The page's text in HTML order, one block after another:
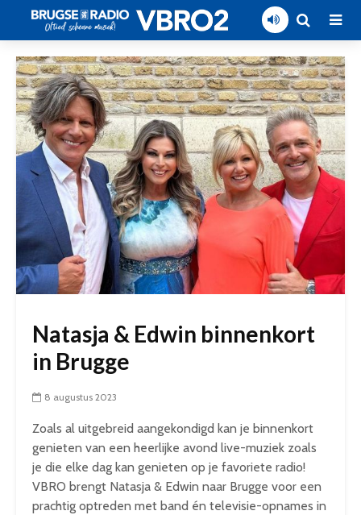
Natasja & Edwin binnenkort
in Brugge
8 augustus 2023
Zoals al uitgebreid aangekondigd kan je binnenkort
genieten van een heerlijke avond live-muziek zoals
je die elke dag kan genieten op je favoriete radio!
VBRO brengt Natasja & Edwin naar Brugge voor een
prachtig optreden met band én televisie-opnames in